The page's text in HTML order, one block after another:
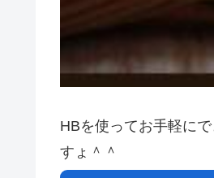
HBを使ってお手軽に
すょ＾＾